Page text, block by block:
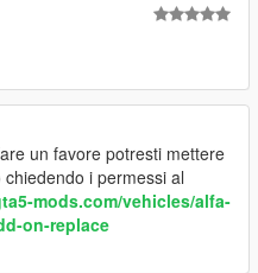
un favore potresti mettere
i permessi al
mods.com/vehicles/alfa-
on-replace